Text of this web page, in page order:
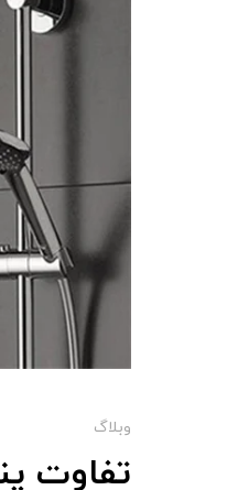
وبلاگ
تفاوت